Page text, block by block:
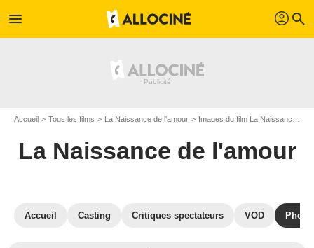
menu profil search
Accueil Tous les films La Naissance de l'amour Images du film La Naissance de l'amour
La Naissance de l'amour
Accueil Casting Critiques spectateurs VOD